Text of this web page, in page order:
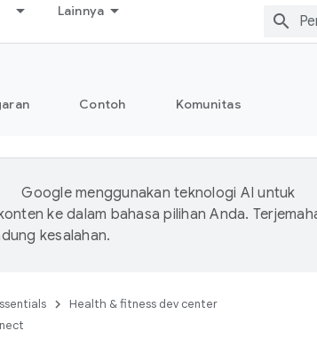
Lainnya
Contoh Komunitas
Google menggunakan teknologi AI untuk
ke dalam bahasa pilihan Anda.
kesalahan.
Health & fitness dev center